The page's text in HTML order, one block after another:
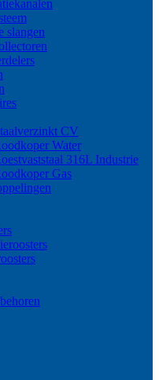
slangen
CV
Water
316L Industrie
Gas